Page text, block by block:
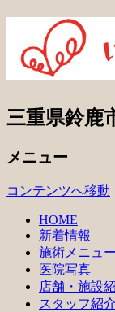
三重県鈴鹿
メニュー
コンテンツへ移動
HOME
新着情報
施術メニュー
医院写真
店舗・施設
スタッフ紹介